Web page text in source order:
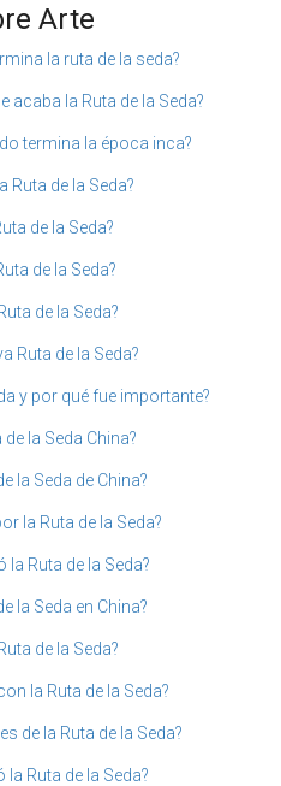
Arte
la ruta de la seda?
acaba la Ruta de la Seda?
termina la época inca?
Ruta de la Seda?
de la Seda?
de la Seda?
de la Seda?
Ruta de la Seda?
y por qué fue importante?
de la Seda China?
la Seda de China?
la Ruta de la Seda?
la Ruta de la Seda?
la Seda en China?
de la Seda?
la Ruta de la Seda?
de la Ruta de la Seda?
Ruta de la Seda?